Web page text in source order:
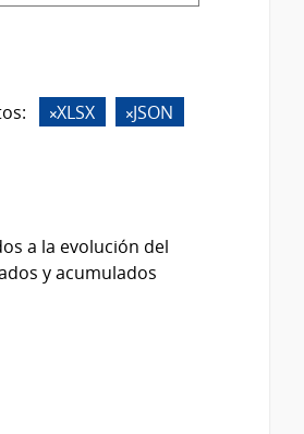
XLSX
JSON
a la evolución del
y acumulados